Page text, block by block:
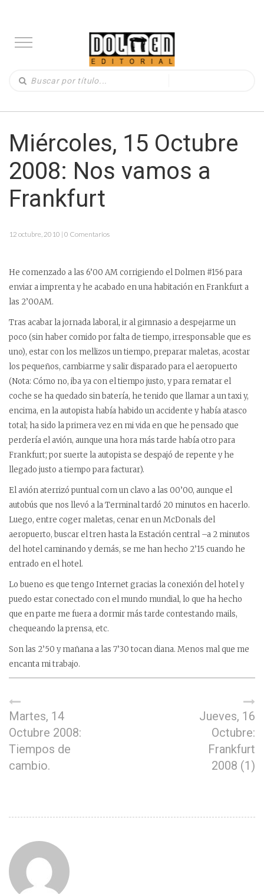
Miércoles, 15 Octubre
2008: Nos vamos a
Frankfurt
12 octubre, 2010 | 0 Comentarios
He comenzado a las 6’00 AM corrigiendo el Dolmen #156 para
enviar a imprenta y he acabado en una habitación en Frankfurt a
las 2’00AM.
Tras acabar la jornada laboral, ir al gimnasio a despejarme un
poco (sin haber comido por falta de tiempo, irresponsable que es
uno), estar con los mellizos un tiempo, preparar maletas, acostar
los pequeños, cambiarme y salir disparado para el aeropuerto
(Nota: Cómo no, iba ya con el tiempo justo, y para rematar el
coche se ha quedado sin batería, he tenido que llamar a un taxi y,
encima, en la autopista había habido un accidente y había atasco
total; ha sido la primera vez en mi vida en que he pensado que
perdería el avión, aunque una hora más tarde había otro para
Frankfurt; por suerte la autopista se despajó de repente y he
llegado justo a tiempo para facturar).
El avión aterrizó puntual com un clavo a las 00’00, aunque el
autobús que nos llevó a la Terminal tardó 20 minutos en hacerlo.
Luego, entre coger maletas, cenar en un McDonals del
aeropuerto, buscar el tren hasta la Estación central –a 2 minutos
del hotel caminando y demás, se me han hecho 2’15 cuando he
entrado en el hotel.
Lo bueno es que tengo Internet gracias la conexión del hotel y
puedo estar conectado con el mundo mundial, lo que ha hecho
que en parte me fuera a dormir más tarde contestando mails,
chequeando la prensa, etc.
Son las 2’50 y mañana a las 7’30 tocan diana. Menos mal que me
encanta mi trabajo.
Martes, 14
Octubre 2008:
Tiempos de
cambio.
Jueves, 16
Octubre:
Frankfurt
2008 (1)